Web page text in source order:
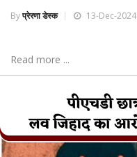
Byप्रेरणा डेस्क 13-Dec-2024
Read more ...